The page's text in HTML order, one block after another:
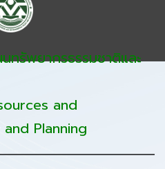
ทรัพยากรธรรมชาติและ
and
Planning